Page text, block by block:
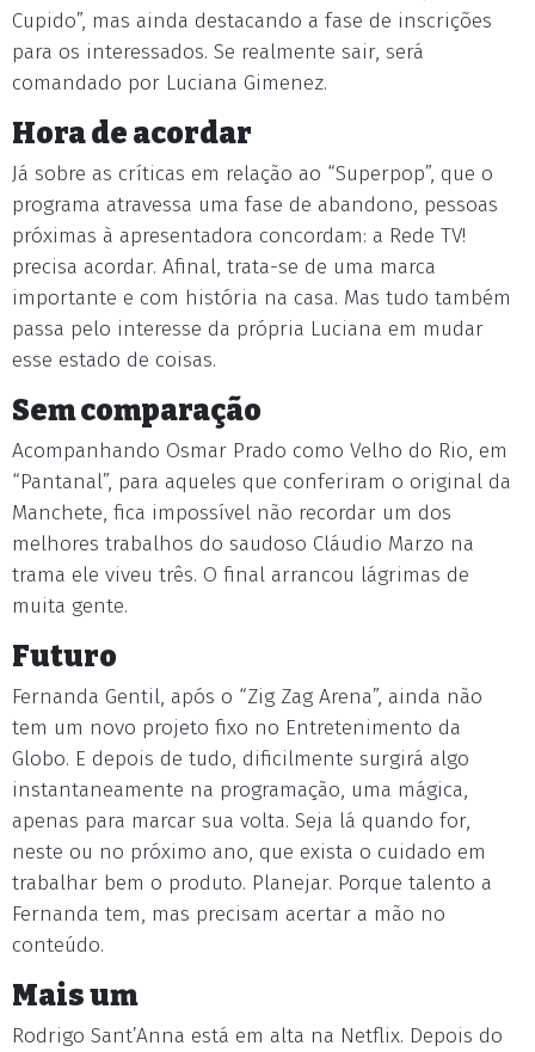
Cupido”, mas ainda destacando a fase de inscrições
para os interessados. Se realmente sair, será
comandado por Luciana Gimenez.
Hora de acordar
Já sobre as críticas em relação ao “Superpop”, que o
programa atravessa uma fase de abandono, pessoas
próximas à apresentadora concordam: a Rede TV!
precisa acordar. Afinal, trata-se de uma marca
importante e com história na casa. Mas tudo também
passa pelo interesse da própria Luciana em mudar
esse estado de coisas.
Sem comparação
Acompanhando Osmar Prado como Velho do Rio, em
“Pantanal”, para aqueles que conferiram o original da
Manchete, fica impossível não recordar um dos
melhores trabalhos do saudoso Cláudio Marzo na
trama ele viveu três. O final arrancou lágrimas de
muita gente.
Futuro
Fernanda Gentil, após o “Zig Zag Arena”, ainda não
tem um novo projeto fixo no Entretenimento da
Globo. E depois de tudo, dificilmente surgirá algo
instantaneamente na programação, uma mágica,
apenas para marcar sua volta. Seja lá quando for,
neste ou no próximo ano, que exista o cuidado em
trabalhar bem o produto. Planejar. Porque talento a
Fernanda tem, mas precisam acertar a mão no
conteúdo.
Mais um
Rodrigo Sant’Anna está em alta na Netflix. Depois do